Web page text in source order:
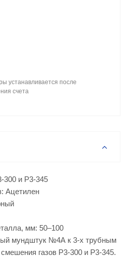
устанавливается после
счета
300 и Р3-345
Ацетилен
мм: 50–100
мундштук №4А к 3-х трубным
газов Р3-300 и Р3-345.